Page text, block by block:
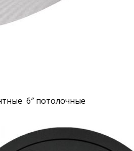
6″ потолочные